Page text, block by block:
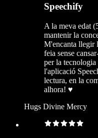
Speechify
A la meva edat
mantenir la
M'encanta llegir
feia sense
per la
l'aplicació
lectura, en la
alhora! ♥️
Hugs Divine Mercy